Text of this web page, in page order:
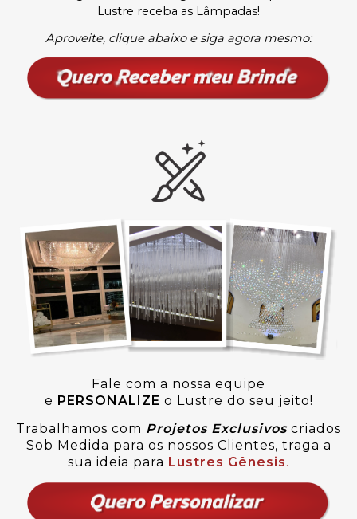
Lustre receba as Lâmpadas!
Aproveite, clique abaixo e siga agora mesmo:
Fale com a nossa equipe
e PERSONALIZE o Lustre do seu jeito!
Trabalhamos com Projetos Exclusivoscriados
Sob Medida para os nossos Clientes, traga a
sua ideia para Lustres Gênesis.